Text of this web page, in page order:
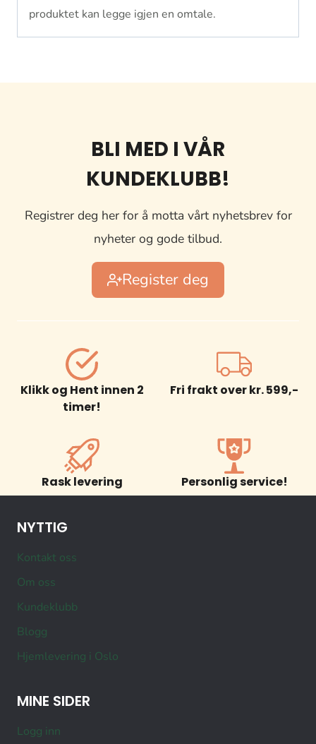
produktet kan legge igjen en omtale.
BLI MED I VÅR
KUNDEKLUBB!
Registrer deg her for å motta vårt nyhetsbrev for
nyheter og gode tilbud.
Register deg
Klikk og Hent innen 2
timer!
Fri frakt over kr. 599,-
Rask levering Personlig service!
NYTTIG
Kontakt oss
Om oss
Kundeklubb
Blogg
Hjemlevering i Oslo
MINE SIDER
Logg inn